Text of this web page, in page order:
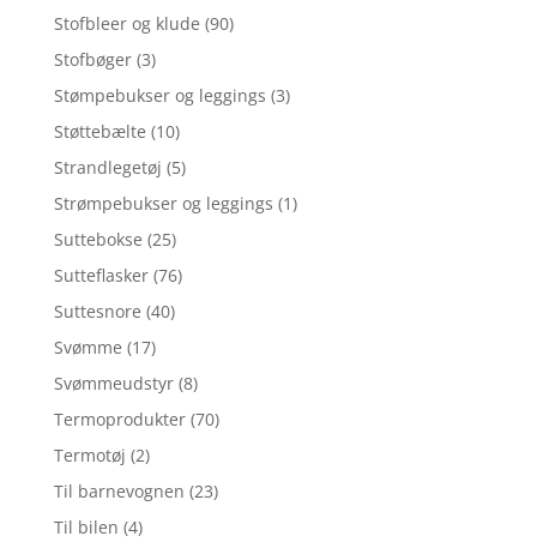
Stofbleer og klude (90)
Stofbøger (3)
Stømpebukser og leggings (3)
Støttebælte (10)
Strandlegetøj (5)
Strømpebukser og leggings (1)
Suttebokse (25)
Sutteflasker (76)
Suttesnore (40)
Svømme (17)
Svømmeudstyr (8)
Termoprodukter (70)
Termotøj (2)
Til barnevognen (23)
Til bilen (4)